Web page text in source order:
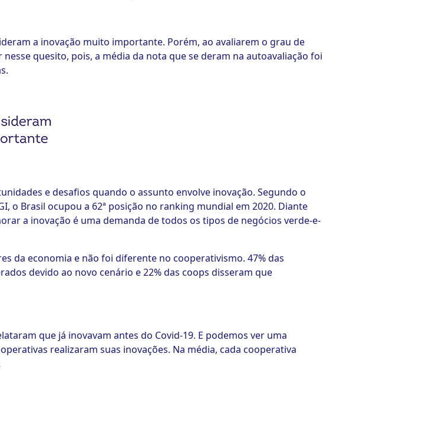
a inovação muito importante. Porém, ao avaliarem o grau de
quesito, pois, a média da nota que se deram na autoavaliação foi
e desafios quando o assunto envolve inovação. Segundo o
o Brasil ocupou a 62ª posição no ranking mundial em 2020. Diante
a inovação é uma demanda de todos os tipos de negócios verde-e-
da economia e não foi diferente no cooperativismo. 47% das
devido ao novo cenário e 22% das coops disseram que
que já inovavam antes do Covid-19. E podemos ver uma
realizaram suas inovações. Na média, cada cooperativa